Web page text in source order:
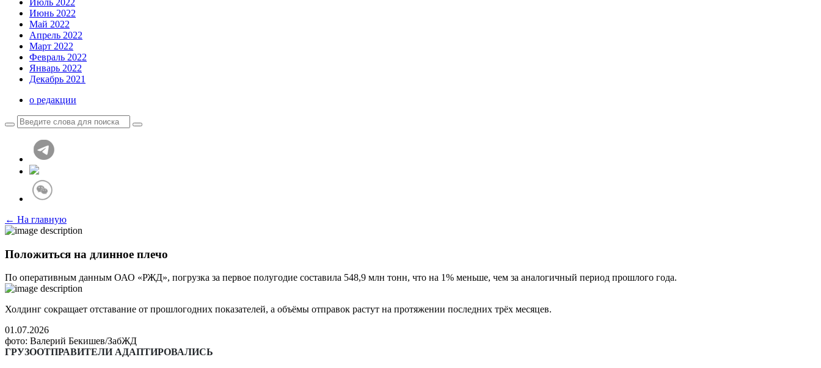
Июль 2022
Июнь 2022
Май 2022
Апрель 2022
Март 2022
Февраль 2022
Январь 2022
Декабрь 2021
о редакции
← На главную
Положиться на длинное плечо
По оперативным данным ОАО «РЖД», погрузка за первое полугодие составила 548,9 млн тонн, что на 1% меньше, чем за аналогичный период прошлого года.
Холдинг сокращает отставание от прошлогодних показателей, а объёмы отправок растут на протяжении последних трёх месяцев.
01.07.2026
фото: Валерий Бекишев/ЗабЖД
ГРУЗООТПРАВИТЕЛИ АДАПТИРОВАЛИСЬ